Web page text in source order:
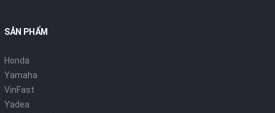
SẢN PHẨM
Honda
Yamaha
VinFast
Yadea